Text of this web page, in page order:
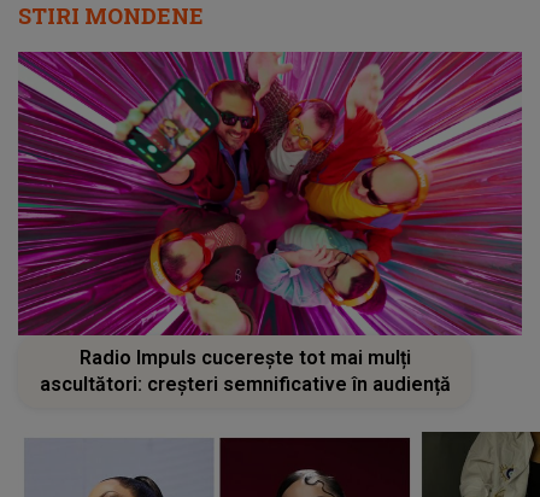
STIRI MONDENE
Radio Impuls cucerește tot mai mulți
ascultători: creșteri semnificative în audiență